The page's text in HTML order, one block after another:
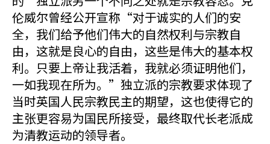
伦威尔曾经公开宣称“对于诚实的人们的安
全，我们给予他们伟大的自然权利与宗教自
由，这就是良心的自由，这些是伟大的基本权
利。只要上帝让我活着，我就必须证明他们，
一如我现在所为。”独立派的宗教要求体现了
当时英国人民宗教民主的期望，这也使得它的
主张更容易为国民所接受，最终取代长老派成
为清教运动的领导者。